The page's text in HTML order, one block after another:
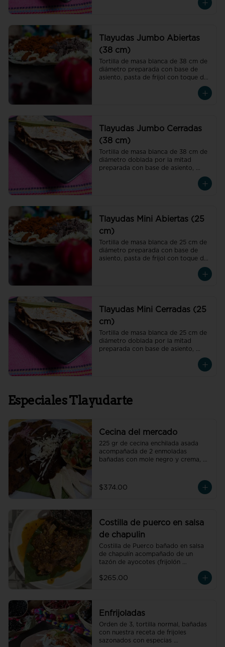
Tlayudas Jumbo Abiertas
(38 cm)
Tortilla de masa blanca de 38 cm de
diámetro preparada con base de
asiento, pasta de frijol con toque de
Tlayudas Jumbo Cerradas
(38 cm)
Tortilla de masa blanca de 38 cm de
diámetro doblada por la mitad
preparada con base de asiento,
pasta de frijol con toque de hoja de
Tlayudas Mini Abiertas (25
cm)
Tortilla de masa blanca de 25 cm de
diámetro preparada con base de
asiento, pasta de frijol con toque de
Tlayudas Mini Cerradas (25
cm)
Tortilla de masa blanca de 25 cm de
diámetro doblada por la mitad
preparada con base de asiento,
pasta de frijol con toque de hoja de
Especiales Tlayudarte
Cecina del mercado
225 gr de cecina enchilada asada
acompañada de 2 enmoladas
bañadas con mole negro y crema,
$374.00
Costilla de puerco en salsa
de chapulin
Costilla de Puerco bañado en salsa
de chapulín acompañado de un
tazón de ayocotes (frijolón
$265.00
Enfrijoladas
Orden de 3, tortilla normal, bañadas
con nuestra receta de frijoles
sazonados con especias